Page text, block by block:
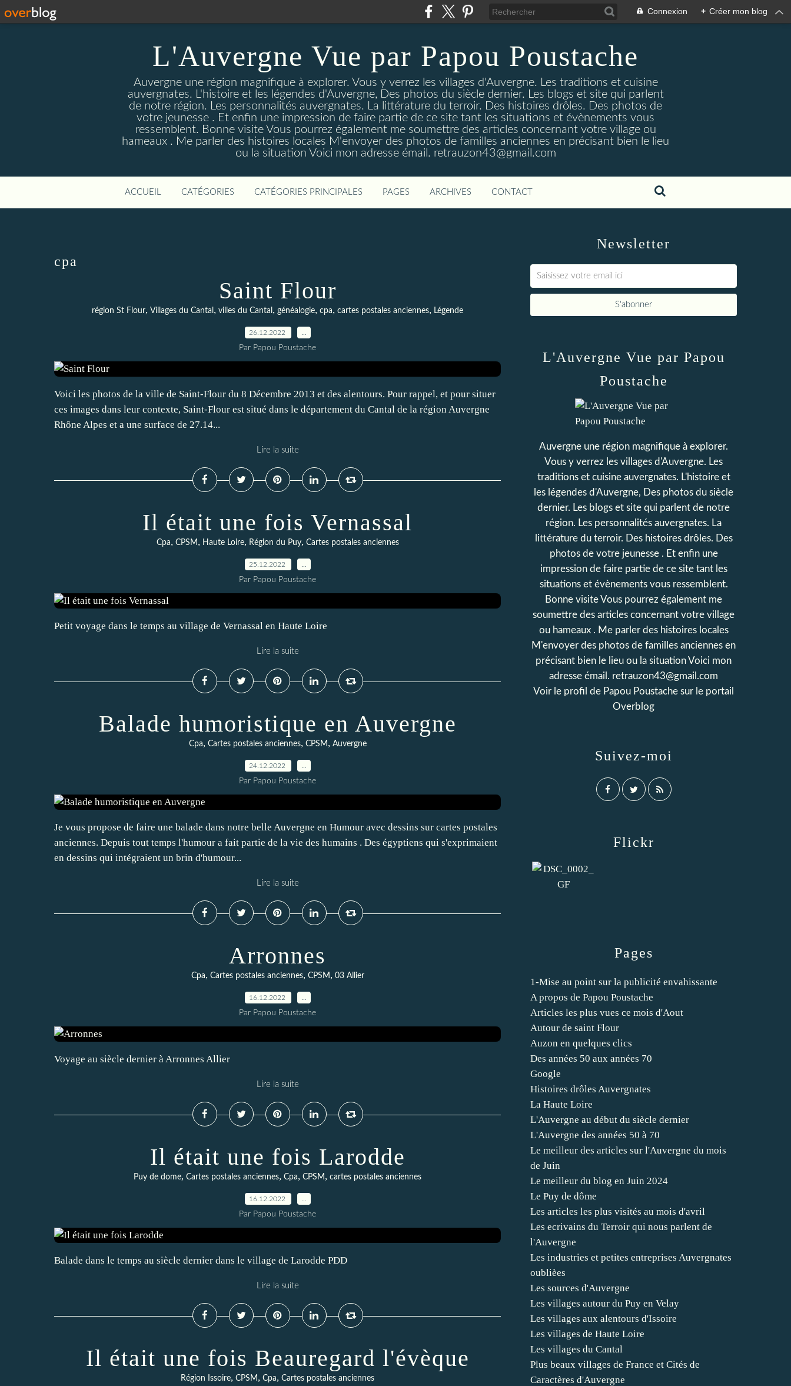
Connexion + Créer mon blog
L'Auvergne Vue par Papou Poustache
Auvergne une région magnifique à explorer. Vous y verrez les villages d'Auvergne. Les traditions et cuisine
auvergnates. L'histoire et les légendes d'Auvergne, Des photos du siècle dernier. Les blogs et site qui parlent
de notre région. Les personnalités auvergnates. La littérature du terroir. Des histoires drôles. Des photos de
votre jeunesse . Et enfin une impression de faire partie de ce site tant les situations et évènements vous
ressemblent. Bonne visite Vous pourrez également me soumettre des articles concernant votre village ou
hameaux . Me parler des histoires locales M'envoyer des photos de familles anciennes en précisant bien le lieu
ou la situation Voici mon adresse émail. retrauzon43@gmail.com
ACCUEIL CATÉGORIES CATÉGORIES PRINCIPALES PAGES ARCHIVES CONTACT
cpa
Saint Flour
région St Flour, Villages du Cantal , villes du Cantal , généalogie, cpa, cartes postales anciennes, Légende
26.12.2022
Par Papou Poustache
Voici les photos de la ville de Saint-Flour du 8 Décembre 2013 et des alentours. Pour rappel, et pour situer
ces images dans leur contexte, Saint-Flour est situé dans le département du Cantal de la région Auvergne
Rhône Alpes et a une surface de 27.14...
Lire la suite
Il était une fois Vernassal
Cpa, CPSM , Haute Loire, Région du Puy, Cartes postales anciennes
25.12.2022
Par Papou Poustache
Petit voyage dans le temps au village de Vernassal en Haute Loire
Lire la suite
Balade humoristique en Auvergne
Cpa, Cartes postales anciennes, CPSM , Auvergne
24.12.2022
Par Papou Poustache
Je vous propose de faire une balade dans notre belle Auvergne en Humour avec dessins sur cartes postales
anciennes. Depuis tout temps l'humour a fait partie de la vie des humains . Des égyptiens qui s'exprimaient
en dessins qui intégraient un brin d'humour...
Lire la suite
Arronnes
Cpa, Cartes postales anciennes, CPSM , 03 Allier
16.12.2022
Par Papou Poustache
Voyage au siècle dernier à Arronnes Allier
Lire la suite
Il était une fois Larodde
Puy de dome, Cartes postales anciennes, Cpa, CPSM , cartes postales anciennes
16.12.2022
Par Papou Poustache
Balade dans le temps au siècle dernier dans le village de Larodde PDD
Lire la suite
Il était une fois Beauregard l'évèque
Région Issoire, CPSM , Cpa, Cartes postales anciennes
Newsletter
Pages
1-Mise au point sur la publicité envahissante
A propos de Papou Poustache
Articles les plus vues ce mois d'Aout
Autour de saint Flour
Auzon en quelques clics
Des années 50 aux années 70
Google
Histoires drôles Auvergnates
La Haute Loire
L'Auvergne au début du siècle dernier
L'Auvergne des années 50 à 70
Le meilleur des articles sur l'Auvergne du mois
de Juin
Le meilleur du blog en Juin 2024
Le Puy de dôme
Les articles les plus visités au mois d'avril
Les ecrivains du Terroir qui nous parlent de
l'Auvergne
Les industries et petites entreprises Auvergnates
oublièes
Les sources d'Auvergne
Les villages autour du Puy en Velay
Les villages aux alentours d'Issoire
Les villages de Haute Loire
Les villages du Cantal
Plus beaux villages de France et Cités de
Caractères d'Auvergne
L'Auvergne Vue par Papou
Poustache
Auvergne une région magnifique à explorer.
Vous y verrez les villages d'Auvergne. Les
traditions et cuisine auvergnates. L'histoire et
les légendes d'Auvergne, Des photos du siècle
dernier. Les blogs et site qui parlent de notre
région. Les personnalités auvergnates. La
littérature du terroir. Des histoires drôles. Des
photos de votre jeunesse . Et enfin une
impression de faire partie de ce site tant les
situations et évènements vous ressemblent.
Bonne visite Vous pourrez également me
soumettre des articles concernant votre village
ou hameaux . Me parler des histoires locales
M'envoyer des photos de familles anciennes en
précisant bien le lieu ou la situation Voici mon
adresse émail. retrauzon43@gmail.com
Voir le profil de Papou Poustache sur le portail
Overblog
Suivez-moi
Flickr